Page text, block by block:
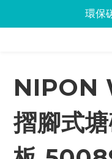
Jabra會議
環保
Jabra會議
NIPON
摺腳式